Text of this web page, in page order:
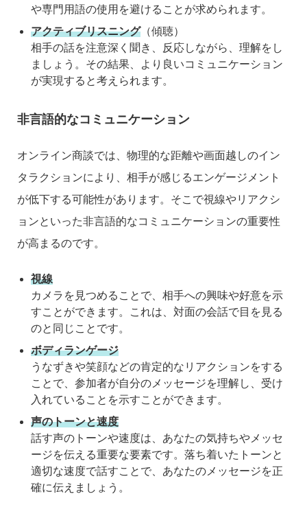
や専門用語の使用を避けることが求められます。
アクティブリスニング（傾聴）
相手の話を注意深く聞き、反応しながら、理解をし
ましょう。その結果、より良いコミュニケーション
が実現すると考えられます。
非言語的なコミュニケーション
オンライン商談では、物理的な距離や画面越しのイン
タラクションにより、相手が感じるエンゲージメント
が低下する可能性があります。そこで視線やリアクシ
ョンといった非言語的なコミュニケーションの重要性
が高まるのです。
視線
カメラを見つめることで、相手への興味や好意を示
すことができます。これは、対面の会話で目を見る
のと同じことです。
ボディランゲージ
うなずきや笑顔などの肯定的なリアクションをする
ことで、参加者が自分のメッセージを理解し、受け
入れていることを示すことができます。
声のトーンと速度
話す声のトーンや速度は、あなたの気持ちやメッセ
ージを伝える重要な要素です。落ち着いたトーンと
適切な速度で話すことで、あなたのメッセージを正
確に伝えましょう。